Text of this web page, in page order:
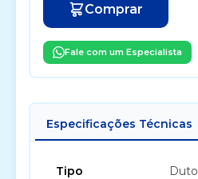
Comprar
Fale com um Especialista
Especificações Técnicas
Tipo Duto